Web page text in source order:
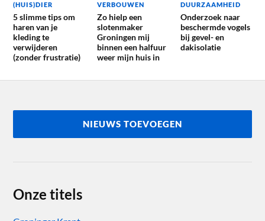
(HUIS)DIER
5 slimme tips om
haren van je
kleding te
verwijderen
(zonder frustratie)
VERBOUWEN
Zo hielp een
slotenmaker
Groningen mij
binnen een halfuur
weer mijn huis in
DUURZAAMHEID
Onderzoek naar
beschermde vogels
bij gevel- en
dakisolatie
NIEUWS TOEVOEGEN
Onze titels